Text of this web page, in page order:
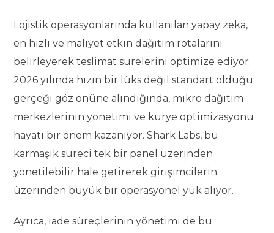
Lojistik operasyonlarında kullanılan yapay zeka,
en hızlı ve maliyet etkin dağıtım rotalarını
belirleyerek teslimat sürelerini optimize ediyor.
2026 yılında hızın bir lüks değil standart olduğu
gerçeği göz önüne alındığında, mikro dağıtım
merkezlerinin yönetimi ve kurye optimizasyonu
hayati bir önem kazanıyor. Shark Labs, bu
karmaşık süreci tek bir panel üzerinden
yönetilebilir hale getirerek girişimcilerin
üzerinden büyük bir operasyonel yük alıyor.
Ayrıca, iade süreçlerinin yönetimi de bu